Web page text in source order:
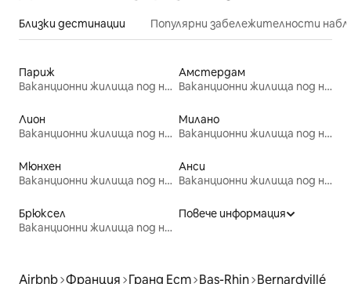
Близки дестинации Популярни забележителности
Париж
Ваканционни жилища под наем
Амстердам
Ваканционни жилища под наем
Лион
Ваканционни жилища под наем
Милано
Ваканционни жилища под наем
Мюнхен
Ваканционни жилища под наем
Анси
Ваканционни жилища под наем
Брюксел
Ваканционни жилища под наем
Повече информация
Airbnb Франция Гранд Ест Bas-Rhin Bernardvillé